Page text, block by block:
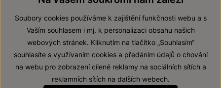
© 2026 ZNOVÍN ZNOJMO, a. s.
Prohlášení o přístupnosti
Soubory cookies používáme k zajištění funkčnosti webu a s
Vaším souhlasem i mj. k personalizaci obsahu našich
webových stránek. Kliknutím na tlačítko „Souhlasím“
souhlasíte s využívaním cookies a předáním údajů o chování
na webu pro zobrazení cílené reklamy na sociálních sítích a
reklamních sítích na dalších webech.